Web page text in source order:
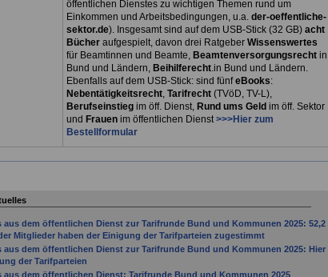
öffentlichen Dienstes zu wichtigen Themen rund um
Einkommen und Arbeitsbedingungen, u.a. der-oeffentliche-
sektor.de). Insgesamt sind auf dem USB-Stick (32 GB) acht
Bücher aufgespielt, davon drei Ratgeber Wissenswertes
für Beamtinnen und Beamte, Beamtenversorgungsrechtin
Bund und Ländern, Beihilferecht.in Bund und Ländern.
Ebenfalls auf dem USB-Stick: sind fünfeBooks:
Nebentätigkeitsrecht, Tarifrecht(TVöD, TV-L),
Berufseinstiegim öff. Dienst, Rund ums Geld im öff. Sektor
und Frauenim öffentlichen Dienst>>>Hier zum
Bestellformular
aus dem öffentlichen Dienst zur Tarifrunde Bund und Kommunen 2025: 52,2
Mitglieder haben der Einigung der Tarifparteien zugestimmt
aus dem öffentlichen Dienst zur Tarifrunde Bund und Kommunen 2025: Hier
der Tarifparteien
aus dem öffentlichen Dienst: Tarifrunde Bund und Kommunen 2025